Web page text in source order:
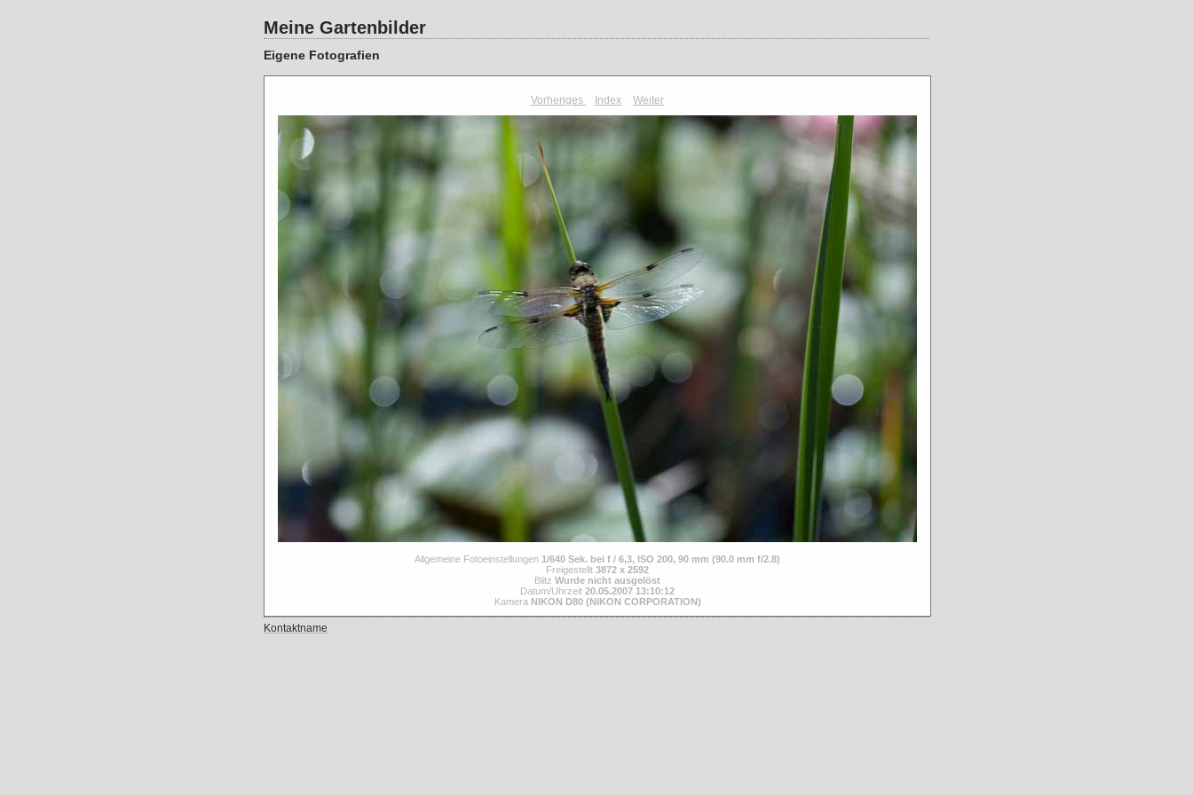
Meine Gartenbilder
Eigene Fotografien
Vorheriges Index Weiter
Allgemeine Fotoeinstellungen 1/640 Sek. bei f / 6,3, ISO 200, 90 mm (90.0 mm f/2.8)
Freigestellt 3872 x 2592
Blitz Wurde nicht ausgelöst
Datum/Uhrzeit 20.05.2007 13:10:12
Kamera NIKON D80 (NIKON CORPORATION)
Kontaktname